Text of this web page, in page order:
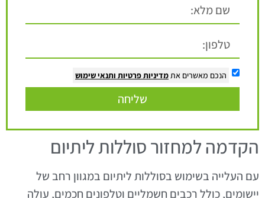
הנכם מאשרים את מדיניות פרטיות ותנאי שימוש
שליחה
הקדמה למחזור סוללות ליתיום
עם העלייה בשימוש בסוללות ליתיום במגוון רחב של
יישומים, כולל רכבים חשמליים וטלפונים חכמים, עולה